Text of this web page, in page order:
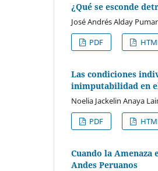
¿Qué se esconde
José Andrés Alday
PDF
Las condiciones
inimputabilidad en
Noelia Jackelin Anaya
PDF
Cuando la
Andes Peruanos